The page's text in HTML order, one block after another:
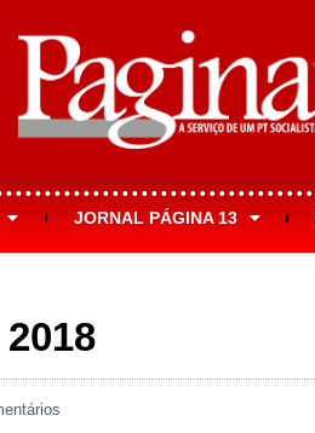
JORNAL PÁGINA 13